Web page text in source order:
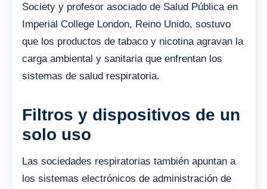
Society y profesor asociado de Salud Pública en
Imperial College London, Reino Unido, sostuvo
que los productos de tabaco y nicotina agravan la
carga ambiental y sanitaria que enfrentan los
sistemas de salud respiratoria.
Filtros y dispositivos de un
solo uso
Las sociedades respiratorias también apuntan a
los sistemas electrónicos de administración de